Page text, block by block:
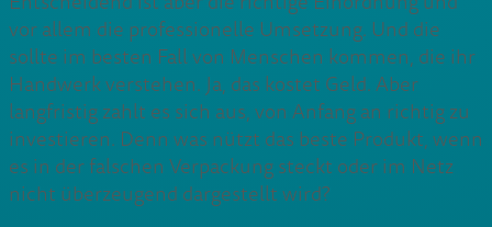
vor allem die professionelle Umsetzung. Und die
sollte im besten Fall von Menschen kommen, die ihr
Handwerk verstehen. Ja, das kostet Geld. Aber
langfristig zahlt es sich aus, von Anfang an richtig zu
investieren. Denn was nützt das beste Produkt, wenn
es in der falschen Verpackung steckt oder im Netz
nicht überzeugend dargestellt wird?